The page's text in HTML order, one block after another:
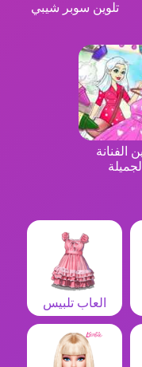
تلوين سوبر شيبي
الفنانة
الجميلة
العاب تلبيس